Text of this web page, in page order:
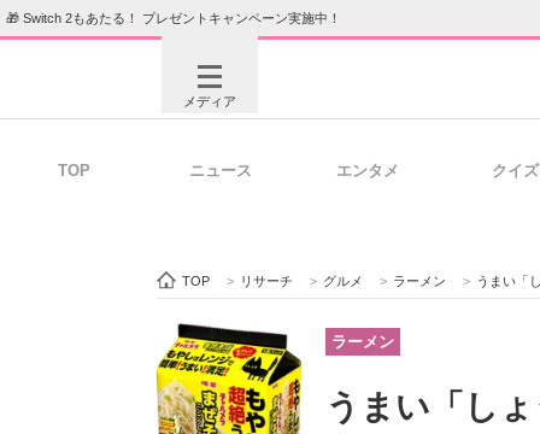
🎁 Switch 2もあたる！ プレゼントキャンペーン実施中！
メディア
ビジネスと働き方のヒント
TOP ニュース エンタメ クイズ
TOP > リサーチ > グルメ > ラーメン > うまい「しょうゆ
ラーメン
うまい「し